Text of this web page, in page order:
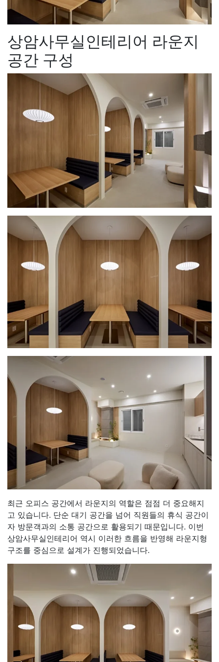
상암사무실인테리어 라운지
공간 구성
최근 오피스 공간에서 라운지의 역할은 점점 더 중요해지
고 있습니다. 단순 대기 공간을 넘어 직원들의 휴식 공간이
자 방문객과의 소통 공간으로 활용되기 때문입니다. 이번
상암사무실인테리어 역시 이러한 흐름을 반영해 라운지형
구조를 중심으로 설계가 진행되었습니다.